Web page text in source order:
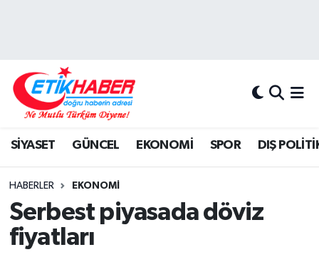
SİYASET GÜNCEL EKONOMİ SPOR DIŞ
HABERLER EKONOMİ
Serbest piyasada döviz
fiyatları
DIŞ POLİTİKA
KÖŞE YAZILARI
Hava Durumu
Süper Lig Puan Durumu ve Fikstür
Tüm Manşetler